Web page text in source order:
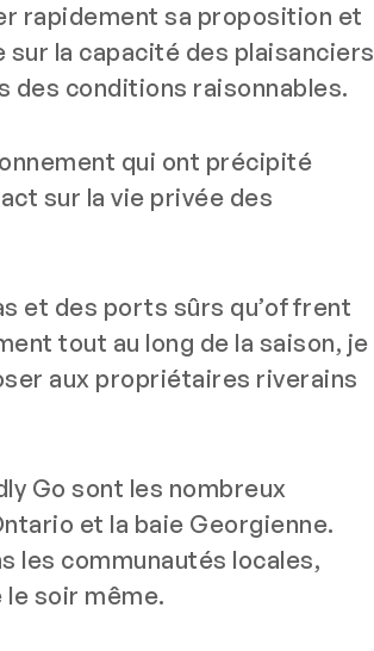
rapidement sa proposition et
sur la capacité des plaisanciers
des conditions raisonnables.
qui ont précipité
sur la vie privée des
et des ports sûrs qu’offrent
tout au long de la saison, je
aux propriétaires riverains
Go sont les nombreux
et la baie Georgienne.
les communautés locales,
soir même.